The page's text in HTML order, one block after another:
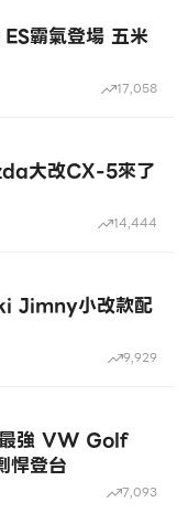
霸氣登場 五米
17,058
大改CX-5來了
14,444
Jimny小改款配
9,929
最強 VW Golf
登台
7,093